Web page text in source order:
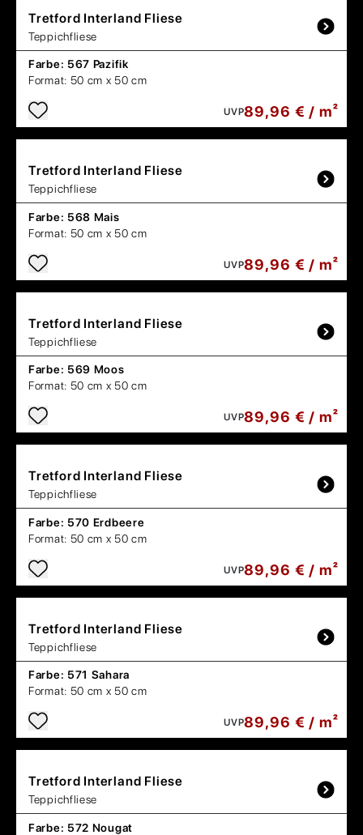
Tretford Interland Fliese
Teppichfliese
Farbe: 567 Pazifik
Format: 50 cm x 50 cm
UVP89,96 € / m²
Tretford Interland Fliese
Teppichfliese
Farbe: 568 Mais
Format: 50 cm x 50 cm
UVP89,96 € / m²
Tretford Interland Fliese
Teppichfliese
Farbe: 569 Moos
Format: 50 cm x 50 cm
UVP89,96 € / m²
Tretford Interland Fliese
Teppichfliese
Farbe: 570 Erdbeere
Format: 50 cm x 50 cm
UVP89,96 € / m²
Tretford Interland Fliese
Teppichfliese
Farbe: 571 Sahara
Format: 50 cm x 50 cm
UVP89,96 € / m²
Tretford Interland Fliese
Teppichfliese
Farbe: 572 Nougat